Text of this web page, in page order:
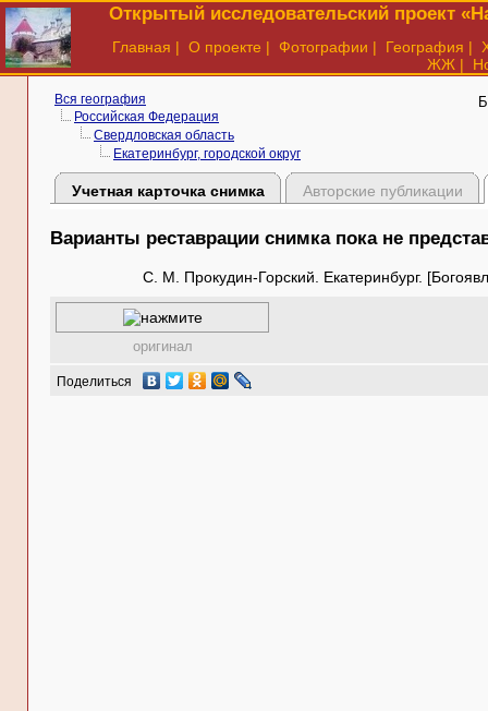
Открытый исследовательский проект
Главная | О проекте | Фотографии | География |
ЖЖ |
Вся география
Российская Федерация
Свердловская область
Екатеринбург, городской округ
Учетная карточка снимка Авторские публикации
Варианты реставрации снимка пока не
С. М. Прокудин-Горский. Екатеринбург.
оригинал
Поделиться